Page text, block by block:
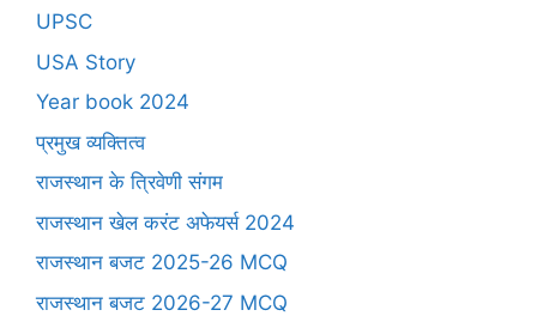
UPSC
USA Story
Year book 2024
प्रमुख व्यक्तित्व
राजस्थान के त्रिवेणी संगम
राजस्थान खेल करंट अफेयर्स 2024
राजस्थान बजट 2025-26 MCQ
राजस्थान बजट 2026-27 MCQ